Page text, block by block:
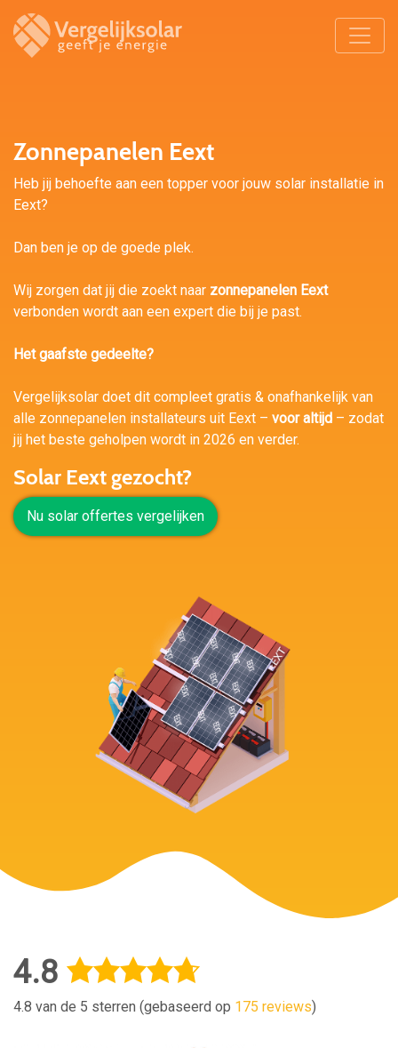
Zonnepanelen Eext
Heb jij behoefte aan een topper voor jouw solar installatie in
Eext?
Dan ben je op de goede plek.
Wij zorgen dat jij die zoekt naar zonnepanelen Eext
verbonden wordt aan een expert die bij je past.
Het gaafste gedeelte?
Vergelijksolar doet dit compleet gratis & onafhankelijk van
alle zonnepanelen installateurs uit Eext – voor altijd – zodat
jij het beste geholpen wordt in 2026 en verder.
Solar Eext gezocht?
Nu solar offertes vergelijken
4.8
4.8 van de 5 sterren (gebaseerd op 175 reviews)